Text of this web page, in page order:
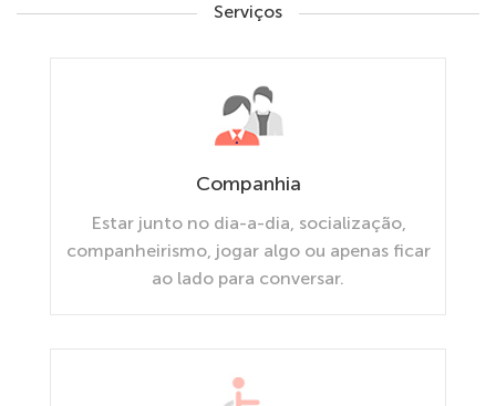
Serviços
Companhia
Estar junto no dia-a-dia, socialização,
companheirismo, jogar algo ou apenas ficar
ao lado para conversar.